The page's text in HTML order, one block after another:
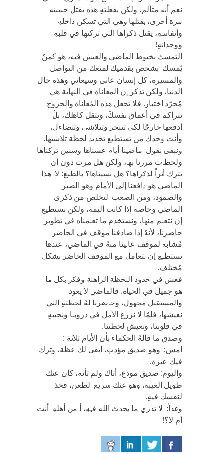
نعم أنه متألم، ولكن بفعلتهِ هذه يقتل حبيبته
مرة أخرى، يقتلها وهي التي تسكن داخلهِ
وأنفاسهِ، يقتل ذكراها التي تركتها في قلبهِ
ووجدانهِ!
التمسك بخيوط الماضي والعيش فيه، هو كمنْ
يُمسك بشخص بقدميك لمنعك من التواصل
والمسيرة، كل إنسان عانى وسيعاني وهذه حال
الدنيا، ولكن تذكر إن المعاناة في النهاية هي
مُجرّد اختبار. فلا تجعل هذه المُعاناة والجروح
تتراكم في أعماق نفسكَ، وتثقل كاهلك، بلْ
أدفعها خارجًا لكي تتبخر وتتلاشى وتتضاءل،
وأنت وحدك من تستطيع تحديد لحظة تلاشيها.
ونبقى نقول: ماضينا أيام عشناها وسنين تركناها
ولحظات مررنا بها، ولكن هل مرت دون أن
تترك أثراً لذكراها؟ هل نسيناها؟ بالطبع: لا. هذا
الماضي هو دافعنا إلى الأمام وهو الصبر
والصمود، ومن الصعب التخلص من ذكرى
الماضي وخاصة إذا كانت أليمة، ولكن نستطيع
إن نتعلم منها، ونستخدم ما تعلمناه في تطوير
حاضرنا، لأنهُ إذا صادفنا موقف في الحاضر
مُشابه لموقف عانينا منهُ في الماضي، عندها
نستطيع إن نتعامل مع الموقف الحاضر بشكل
مُختلف.
فعش في حدود اللحظة الراهنة وفكر بكل ما
هو جميل في الحياة. فالماضي لا يعود
والمستقبل مجهول، وحاضرنا لهُ لحظتهِ التي
نعيشها، فلمْا لا نزرع الأمل في دروبنا ونحييهِ
في قلوبنا، ونعيش لحظتنا.
وصدق ما قالهُ الحكماء بأن الأيام ثلاثة :
أمس: وهو صديق مؤدب، أبقى لك عظة، وترك
فيك عبرة.
واليوم: صديق مودع، أتاك ولم تأته، كان عنك
طويل الغيبة، وهو عنك سريع الظعن، فخذ
لنفسك فيهِ.
وغداً: لا تدري ما يحدث الله فيهِ، أ من أهلهِ أنت
أم لا؟!